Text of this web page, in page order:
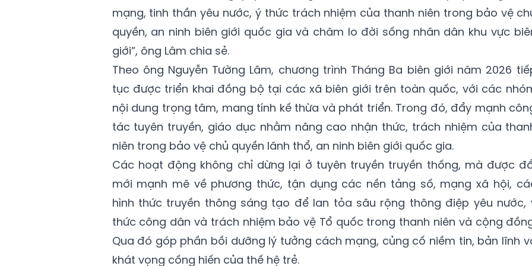
mạng, tinh thần yêu nước, ý thức trách nhiệm của thanh niên trong bảo vệ
quyền, an ninh biên giới quốc gia và chăm lo đời sống nhân dân khu vực
giới”, ông Lâm chia sẻ.
Theo ông Nguyễn Tường Lâm, chương trình Tháng Ba biên giới năm 2026
tục được triển khai đồng bộ tại các xã biên giới trên toàn quốc, với các
nội dung trọng tâm, mang tính kế thừa và phát triển. Trong đó, đẩy mạnh
tác tuyên truyền, giáo dục nhằm nâng cao nhận thức, trách nhiệm của
niên trong bảo vệ chủ quyền lãnh thổ, an ninh biên giới quốc gia.
Các hoạt động không chỉ dừng lại ở tuyên truyền truyền thống, mà được
mới mạnh mẽ về phương thức, tận dụng các nền tảng số, mạng xã hội,
hình thức truyền thông sáng tạo để lan tỏa sâu rộng thông điệp yêu nước,
thức công dân và trách nhiệm bảo vệ Tổ quốc trong thanh niên và cộng
Qua đó góp phần bồi dưỡng lý tưởng cách mạng, củng cố niềm tin, bản lĩnh
khát vọng cống hiến của thế hệ trẻ.